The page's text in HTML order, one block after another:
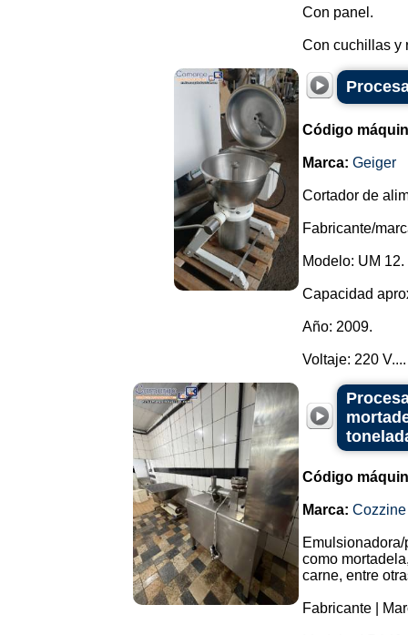
Con panel.
Con cuchillas y
Código
Marca: Geiger
Cortador de
Fabricante/
Modelo: UM 12.
Capacidad
Año: 2009.
Voltaje: 220 V....
Código
Marca: Cozzine
como
carne, entre
Fabricante |